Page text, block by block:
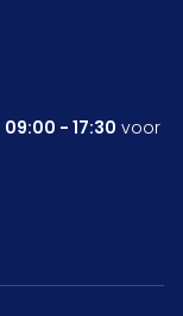
09:00 - 17:30 voor